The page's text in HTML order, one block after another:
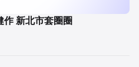
新北市套圈圈